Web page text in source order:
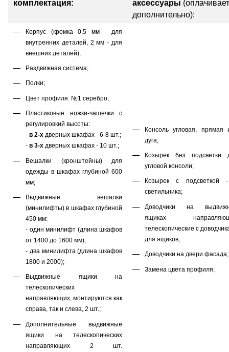
комплектация:
аксессуары
дополнительно):
Корпус (кромка 0,5 мм - для
внутренних деталей, 2 мм - для
внешних деталей);
Раздвижная система;
Полки;
Цвет профиля: №1 серебро;
Пластиковые ножки-чашечки с
регулировкий высоты:
- в 2-х дверных шкафах - 6-8 шт.;
- в 3-х дверных шкафах - 10 шт.;
Вешалки (кронштейны) для
одежды в шкафах глубиной 600
мм;
Выдвижные вешалки
(минилифты) в шкафах глубиной
450 мм:
- один минилифт (длина шкафов
от 1400 до 1600 мм);
- два минилифта (длина шкафов
1800 и 2000);
Выдвижные ящики на
телескопических
направляющих, монтируются как
справа, так и слева, 2 шт.;
Дополнительные выдвижные
ящики на телескопических
направляющих 2 шт.
Консоль угловая, прямая
дуга;
Козырек без подсветки
угловой консоли;
Козырек с подсветкой
светильника;
Доводчики на
ящиках -
телескопические с
для ящиков;
Доводчики на двери фасада;
Замена цвета профиля;